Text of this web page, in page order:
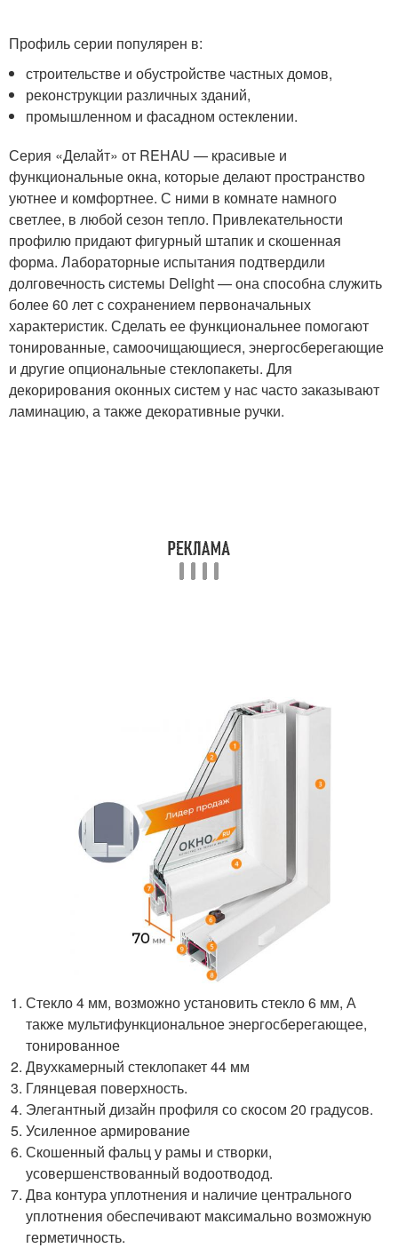
Профиль серии популярен в:
строительстве и обустройстве частных домов,
реконструкции различных зданий,
промышленном и фасадном остеклении.
Серия «Делайт» от REHAU — красивые и
функциональные окна, которые делают пространство
уютнее и комфортнее. С ними в комнате намного
светлее, в любой сезон тепло. Привлекательности
профилю придают фигурный штапик и скошенная
форма. Лабораторные испытания подтвердили
долговечность системы Delight — она способна служить
более 60 лет с сохранением первоначальных
характеристик. Сделать ее функциональнее помогают
тонированные, самоочищающиеся, энергосберегающие
и другие опциональные стеклопакеты. Для
декорирования оконных систем у нас часто заказывают
ламинацию, а также декоративные ручки.
Стекло 4 мм, возможно установить стекло 6 мм, А
также мультифункциональное энергосберегающее,
тонированное
Двухкамерный стеклопакет 44 мм
Глянцевая поверхность.
Элегантный дизайн профиля со скосом 20 градусов.
Усиленное армирование
Скошенный фальц у рамы и створки,
усовершенствованный водоотводод.
Два контура уплотнения и наличие центрального
уплотнения обеспечивают максимально возможную
герметичность.